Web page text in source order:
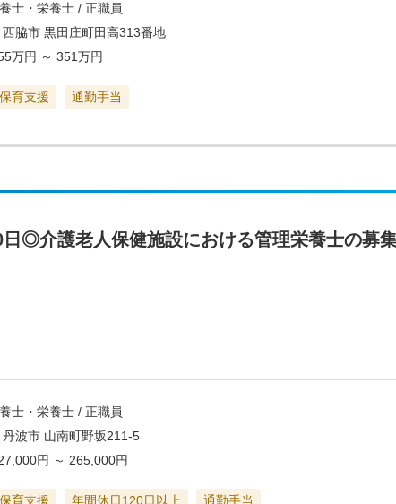
士・栄養士 / 正職員
西脇市 黒田庄町田高313番地
万円 ～351万円
育支援 通勤手当
日◎介護老人保健施設における管理栄養士の募
士・栄養士 / 正職員
丹波市 山南町野坂211-5
円 ～ 265,000円
育支援 年間休日120日以上 通勤手当